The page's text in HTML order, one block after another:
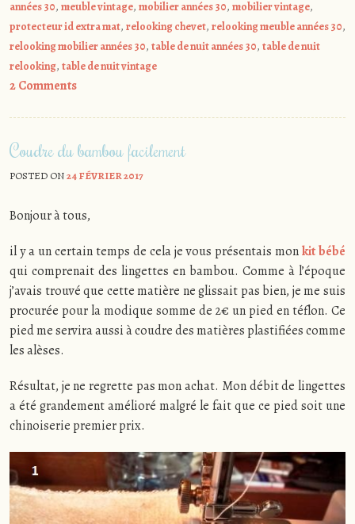
années 30, meuble vintage, mobilier années 30, mobilier vintage,
protecteur id extra mat, relooking chevet, relooking meuble années 30,
relooking mobilier années 30, table de nuit années 30, table de nuit
relooking, table de nuit vintage
2 Comments
Coudre du bambou facilement
POSTED ON24 FÉVRIER 2017
Bonjour à tous,
il y a un certain temps de cela je vous présentais monkit bébé
qui comprenait des lingettes en bambou. Comme à l’époque
j’avais trouvé que cette matière ne glissait pas bien, je me suis
procurée pour la modique somme de 2€ un pied en téflon. Ce
pied me servira aussi à coudre des matières plastifiées comme
les alèses.
Résultat, je ne regrette pas mon achat. Mon débit de lingettes
a été grandement amélioré malgré le fait que ce pied soit une
chinoiserie premier prix.